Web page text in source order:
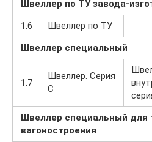
Швеллер по ТУ завода-
1.6
Швеллер по ТУ
Швеллер специальный
1.7
Швеллер. Серия
C
Швеллер специальный для
вагоностроения